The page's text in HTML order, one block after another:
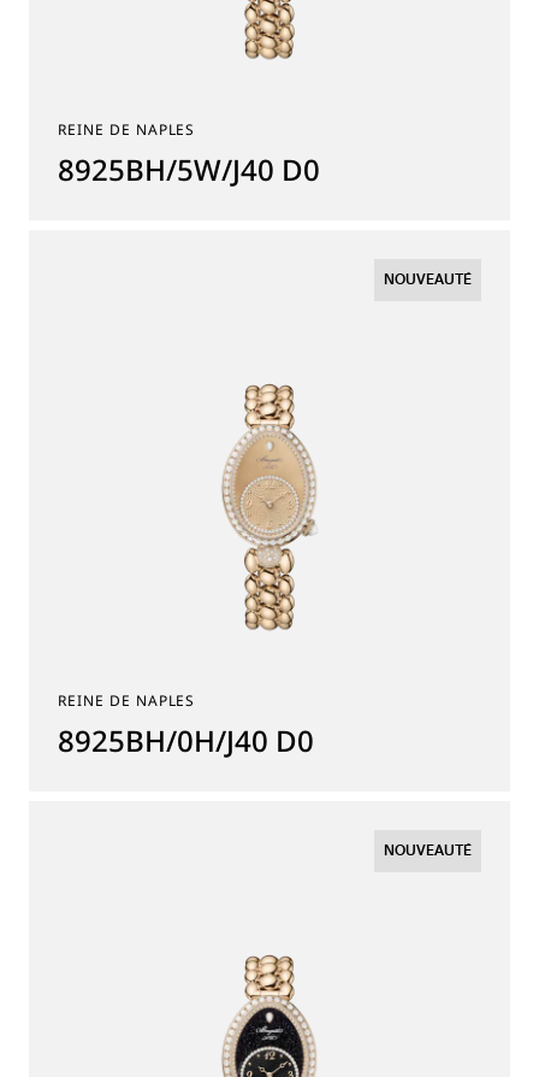
REINE DE NAPLES
8925BH/5W/J40 D0
REINE DE NAPLES
8925BH/0H/J40 D0
NOUVEAUTÉ
NOUVEAUTÉ